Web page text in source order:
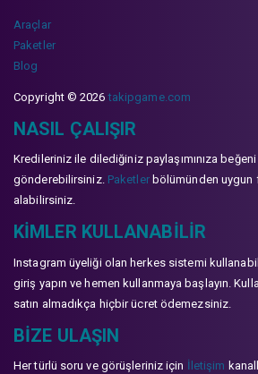
Araçlar
Paketler
Blog
Copyright © 2026takipgame.com
NASIL ÇALIŞIR
Kredileriniz ile dilediğiniz paylaşımınıza
gönderebilirsiniz. Paketlerbölümünden uygun
alabilirsiniz.
KIMLER KULLANABILIR
Instagram üyeliği olan herkes sistemi
giriş yapın ve hemen kullanmaya başlayın.
satın almadıkça hiçbir ücret ödemezsiniz.
BIZE ULAŞIN
Her türlü soru ve görüşleriniz için İletişim